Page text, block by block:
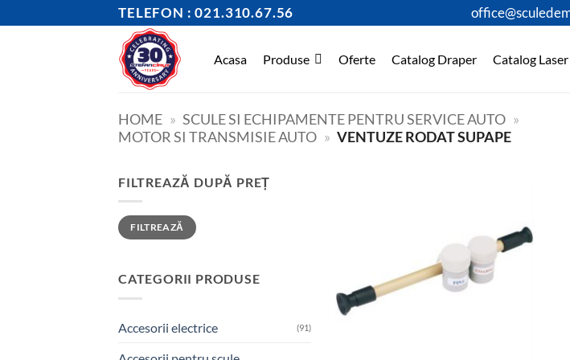
to
TELEFON : 021.310.67.56
Acasa Produse Oferte Catalog Draper Catalog Laser
HOME » SCULE SI ECHIPAMENTE PENTRU SERVICE AUTO »
MOTOR SI TRANSMISIE AUTO » VENTUZE RODAT SUPAPE
FILTREAZĂ DUPĂ PREȚ
Preț
minim
Preț
maxim
FILTREAZĂ
CATEGORII PRODUSE
Accesorii electrice (91)